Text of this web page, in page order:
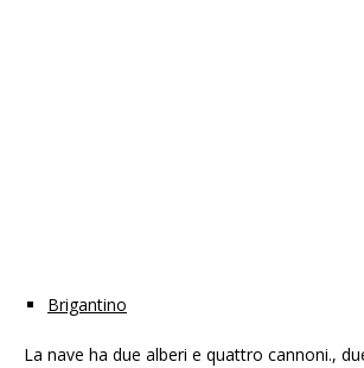
Brigantino
La nave ha due alberi e quattro cannoni.,